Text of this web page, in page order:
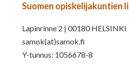
Suomen opiskelijakuntien
Lapinrinne 2 | 00180 HELSINKI
samok(at)samok.fi
Y-tunnus: 1056678-8